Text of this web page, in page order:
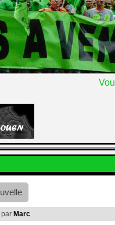
par Marc